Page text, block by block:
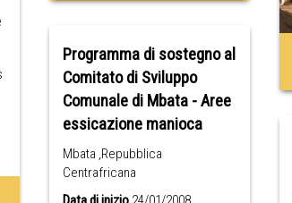
Programma di sostegno al
Comitato di Sviluppo
Comunale di Mbata - Aree
essicazione manioca
Mbata ,Repubblica
Centrafricana